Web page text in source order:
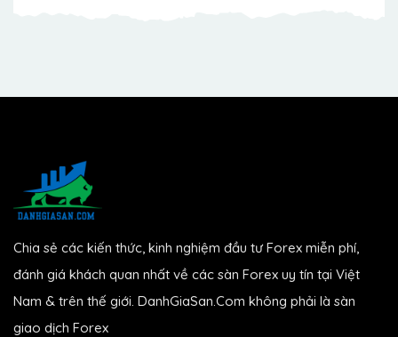
Chia sẻ các kiến thức, kinh nghiệm đầu tư Forex miễn phí,
đánh giá khách quan nhất về các sàn Forex uy tín tại Việt
Nam & trên thế giới. DanhGiaSan.Com không phải là sàn
giao dịch Forex